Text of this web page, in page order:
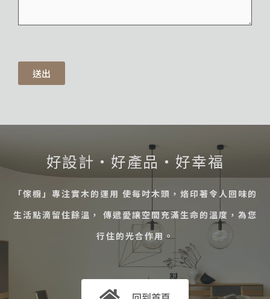
送出
好設計・好產品・好幸福
「傢櫥」專注實木的運用 使每吋木頭，烙印著令人回味的
生活點滴留住餘溫， 傳遞愛讓空間充滿生命的溫度，為您
行住的光合作用。